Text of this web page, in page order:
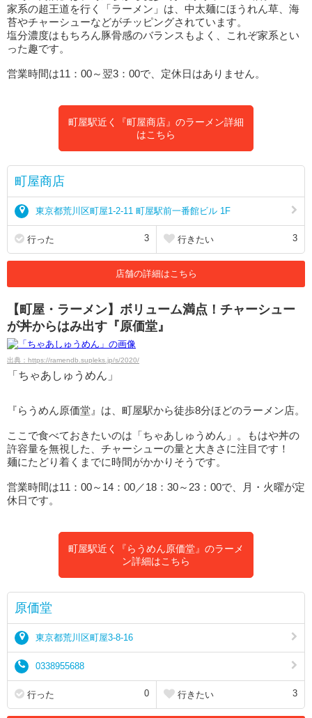
家系の超王道を行く「ラーメン」は、中太麺にほうれん草、海
苔やチャーシューなどがチッピングされています。
塩分濃度はもちろん豚骨感のバランスもよく、これぞ家系とい
った趣です。
営業時間は11：00～翌3：00で、定休日はありません。
町屋駅近く『町屋商店』のラーメン詳細
はこちら
町屋商店
東京都荒川区町屋1-2-11 町屋駅前一番館ビル 1F
行った 3 行きたい 3
店舗の詳細はこちら
【町屋・ラーメン】ボリューム満点！チャーシュー
が丼からはみ出す『原価堂』
出典：https://ramendb.supleks.jp/s/2020/
「ちゃあしゅうめん」
『らうめん原価堂』は、町屋駅から徒歩8分ほどのラーメン店。
ここで食べておきたいのは「ちゃあしゅうめん」。もはや丼の
許容量を無視した、チャーシューの量と大きさに注目です！
麺にたどり着くまでに時間がかかりそうです。
営業時間は11：00～14：00／18：30～23：00で、月・火曜が定
休日です。
町屋駅近く『らうめん原価堂』のラーメ
ン詳細はこちら
原価堂
東京都荒川区町屋3-8-16
0338955688
行った 0 行きたい 3